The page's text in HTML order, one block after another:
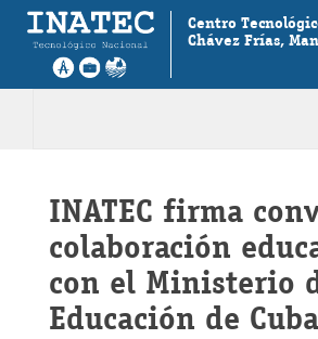
Centro
Chávez Frías,
INATEC firma
colaboración
con el Ministerio
Educación de